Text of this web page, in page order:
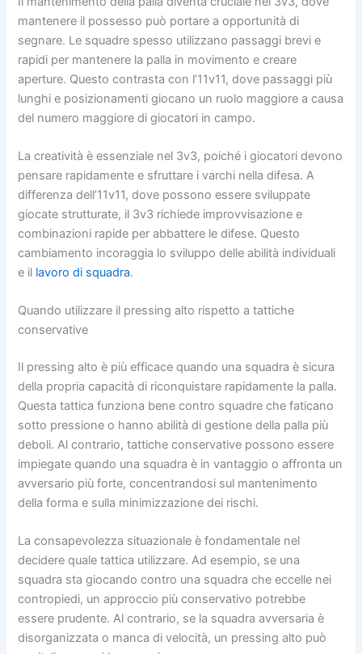
mantenere il possesso può portare a opportunità di
segnare. Le squadre spesso utilizzano passaggi brevi e
rapidi per mantenere la palla in movimento e creare
aperture. Questo contrasta con l’11v11, dove passaggi più
lunghi e posizionamenti giocano un ruolo maggiore a causa
del numero maggiore di giocatori in campo.
La creatività è essenziale nel 3v3, poiché i giocatori devono
pensare rapidamente e sfruttare i varchi nella difesa. A
differenza dell’11v11, dove possono essere sviluppate
giocate strutturate, il 3v3 richiede improvvisazione e
combinazioni rapide per abbattere le difese. Questo
cambiamento incoraggia lo sviluppo delle abilità individuali
e il lavoro di squadra.
Quando utilizzare il pressing alto rispetto a tattiche
conservative
Il pressing alto è più efficace quando una squadra è sicura
della propria capacità di riconquistare rapidamente la palla.
Questa tattica funziona bene contro squadre che faticano
sotto pressione o hanno abilità di gestione della palla più
deboli. Al contrario, tattiche conservative possono essere
impiegate quando una squadra è in vantaggio o affronta un
avversario più forte, concentrandosi sul mantenimento
della forma e sulla minimizzazione dei rischi.
La consapevolezza situazionale è fondamentale nel
decidere quale tattica utilizzare. Ad esempio, se una
squadra sta giocando contro una squadra che eccelle nei
contropiedi, un approccio più conservativo potrebbe
essere prudente. Al contrario, se la squadra avversaria è
disorganizzata o manca di velocità, un pressing alto può